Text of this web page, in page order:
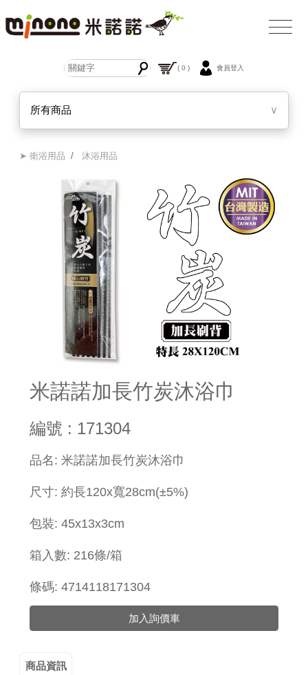
( 0 ) 會員登入
所有商品 ∨
➤ 衛浴用品 /沐浴用品
米諾諾加長竹炭沐浴巾
編號 : 171304
​品名: 米諾諾加長竹炭沐浴巾
尺寸: 約長120x寬28cm(±5%)
包裝: 45x13x3cm
箱入數: 216條/箱
條碼: 4714118171304
加入詢價車
商品資訊